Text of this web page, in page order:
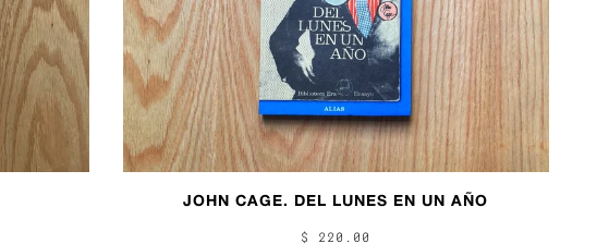
JOHN CAGE. DEL LUNES EN UN AÑO
$ 220.00